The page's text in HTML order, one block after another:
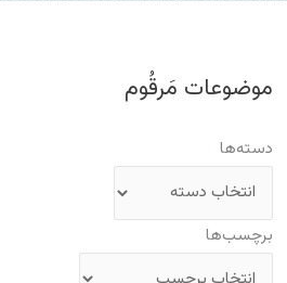
موضوعات مَرقُوم
دسته‌ها
برچسب‌ها